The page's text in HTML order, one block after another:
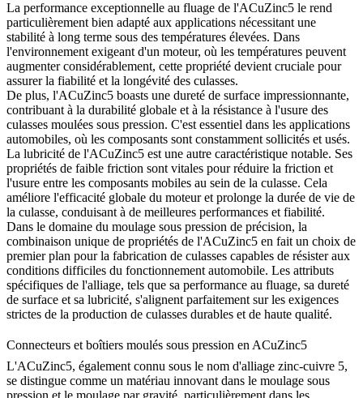
La performance exceptionnelle au fluage de l'ACuZinc5 le rend
particulièrement bien adapté aux applications nécessitant une
stabilité à long terme sous des températures élevées. Dans
l'environnement exigeant d'un moteur, où les températures peuvent
augmenter considérablement, cette propriété devient cruciale pour
assurer la fiabilité et la longévité des culasses.
De plus, l'ACuZinc5 boasts une dureté de surface impressionnante,
contribuant à la durabilité globale et à la résistance à l'usure des
culasses moulées sous pression. C'est essentiel dans les applications
automobiles, où les composants sont constamment sollicités et usés.
La lubricité de l'ACuZinc5 est une autre caractéristique notable. Ses
propriétés de faible friction sont vitales pour réduire la friction et
l'usure entre les composants mobiles au sein de la culasse. Cela
améliore l'efficacité globale du moteur et prolonge la durée de vie de
la culasse, conduisant à de meilleures performances et fiabilité.
Dans le domaine du moulage sous pression de précision, la
combinaison unique de propriétés de l'ACuZinc5 en fait un choix de
premier plan pour la fabrication de culasses capables de résister aux
conditions difficiles du fonctionnement automobile. Les attributs
spécifiques de l'alliage, tels que sa performance au fluage, sa dureté
de surface et sa lubricité, s'alignent parfaitement sur les exigences
strictes de la production de culasses durables et de haute qualité.
Connecteurs et boîtiers moulés sous pression en ACuZinc5
L'ACuZinc5, également connu sous le nom d'alliage zinc-cuivre 5,
se distingue comme un matériau innovant dans le moulage sous
pression et le moulage par gravité, particulièrement dans les